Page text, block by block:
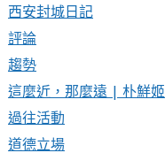
西安封城日記
評論
趨勢
這麼近，那麼遠 | 朴鮮姬
過往活動
道德立場